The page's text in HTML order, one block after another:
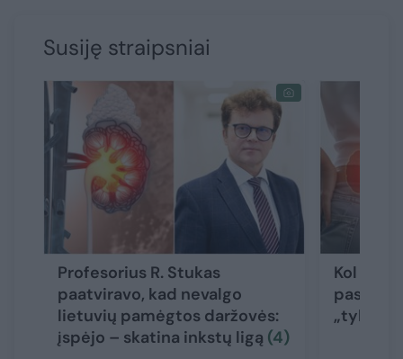
Susiję straipsniai
Profesorius R. Stukas
paatviravo, kad nevalgo
lietuvių pamėgtos daržovės:
įspėjo – skatina inkstų ligą (4)
Kol
pasakė,
„tylios“